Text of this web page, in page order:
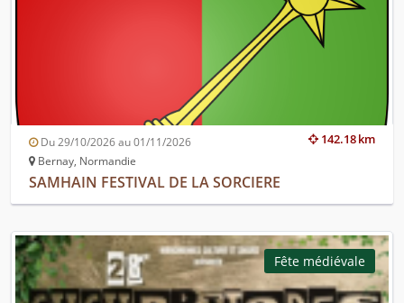
142.18 km
Du 29/10/2026 au 01/11/2026
Bernay, Normandie
SAMHAIN FESTIVAL DE LA SORCIERE
Fête médiévale